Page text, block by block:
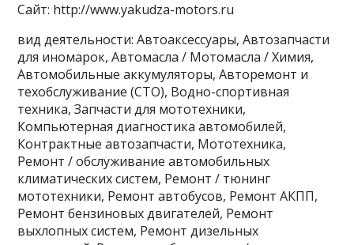
Сайт: http://www.yakudza-motors.ru
вид деятельности: Автоаксессуары, Автозапчасти
для иномарок, Автомасла / Мотомасла / Химия,
Автомобильные аккумуляторы, Авторемонт и
техобслуживание (СТО), Водно-спортивная
техника, Запчасти для мототехники,
Компьютерная диагностика автомобилей,
Контрактные автозапчасти, Мототехника,
Ремонт / обслуживание автомобильных
климатических систем, Ремонт / тюнинг
мототехники, Ремонт автобусов, Ремонт АКПП,
Ремонт бензиновых двигателей, Ремонт
выхлопных систем, Ремонт дизельных